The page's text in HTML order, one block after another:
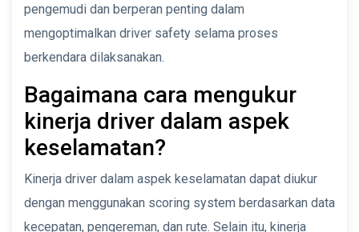
pengemudi dan berperan penting dalam
mengoptimalkan driver safety selama proses
berkendara dilaksanakan.
Bagaimana cara mengukur
kinerja driver dalam aspek
keselamatan?
Kinerja driver dalam aspek keselamatan dapat diukur
dengan menggunakan scoring system berdasarkan data
kecepatan, pengereman, dan rute. Selain itu, kinerja